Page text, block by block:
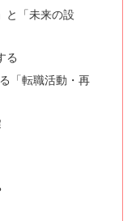
と「未来の設
る
「転職活動・再